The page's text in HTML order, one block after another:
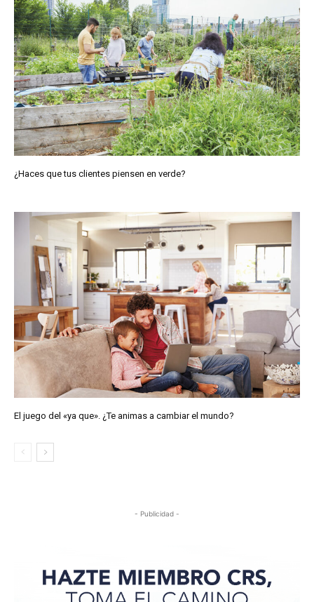
¿Haces que tus clientes piensen en verde?
El juego del «ya que». ¿Te animas a cambiar el mundo?
- Publicidad -